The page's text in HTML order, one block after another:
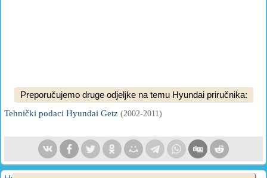
Preporučujemo druge odjeljke na temu Hyundai priručnika:
Tehnički podaci Hyundai Getz (2002-2011)